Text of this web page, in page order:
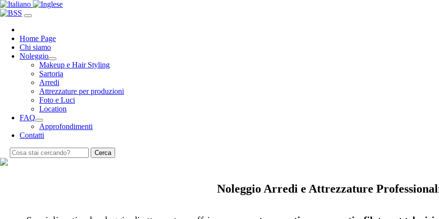
Home Page
Chi siamo
Noleggio
Makeup e Hair Styling
Sartoria
Arredi
Attrezzature per produzioni
Foto e Luci
Location
FAQ
Approfondimenti
Contatti
Cerca
Noleggio Arredi e Attrezzature